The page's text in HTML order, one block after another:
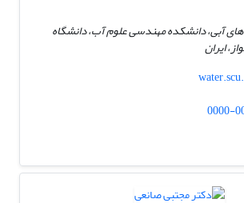
آبی، دانشکده مهندسی علوم آب، دانشگاه
ایران
0000-